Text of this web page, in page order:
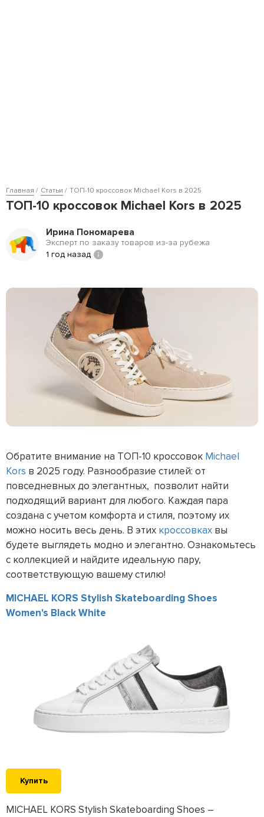
Главная Статьи ТОП-10 кроссовок Michael Kors в 2025
ТОП-10 кроссовок Michael Kors в 2025
Ирина Пономарева
Эксперт по заказу товаров из-за рубежа
1 год назад
Обратите внимание на ТОП-10 кроссовок Michael
Kors в 2025 году. Разнообразие стилей: от
повседневных до элегантных, позволит найти
подходящий вариант для любого. Каждая пара
создана с учетом комфорта и стиля, поэтому их
можно носить весь день. В этих кроссовках вы
будете выглядеть модно и элегантно. Ознакомьтесь
с коллекцией и найдите идеальную пару,
соответствующую вашему стилю!
MICHAEL KORS Stylish Skateboarding Shoes
Women's Black White
Купить
MICHAEL KORS Stylish Skateboarding Shoes –